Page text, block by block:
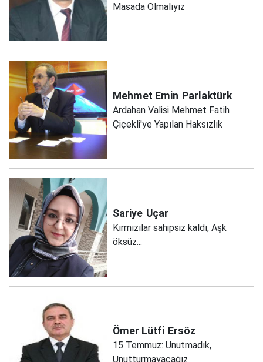
Masada Olmalıyız
Mehmet Emin Parlaktürk
Ardahan Valisi Mehmet Fatih
Çiçekli'ye Yapılan Haksızlık
Sariye Uçar
Kırmızılar sahipsiz kaldı, Aşk
öksüz...
Ömer Lütfi Ersöz
15 Temmuz: Unutmadık,
Unutturmayacağız